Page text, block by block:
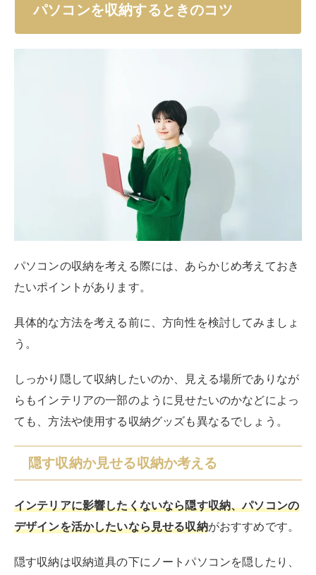
パソコンを収納するときのコツ
パソコンの収納を考える際には、あらかじめ考えておき
たいポイントがあります。
具体的な方法を考える前に、方向性を検討してみましょ
う。
しっかり隠して収納したいのか、見える場所でありなが
らもインテリアの一部のように見せたいのかなどによっ
ても、方法や使用する収納グッズも異なるでしょう。
隠す収納か見せる収納か考える
インテリアに影響したくないなら隠す収納、パソコンの
デザインを活かしたいなら見せる収納がおすすめです。
隠す収納は収納道具の下にノートパソコンを隠したり、